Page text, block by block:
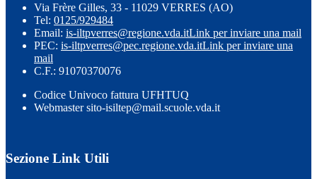
Via Frère Gilles, 33 - 11029 VERRES (AO)
Tel: 0125/929484
Email: is-iltpverres@regione.vda.itLink per inviare una mail
PEC: is-iltpverres@pec.regione.vda.itLink per inviare una
mail
C.F.: 91070370076
Codice Univoco fattura UFHTUQ
Webmaster sito-isiltep@mail.scuole.vda.it
Sezione Link Utili